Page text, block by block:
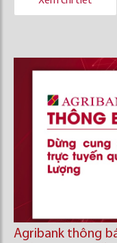
Agribank thông